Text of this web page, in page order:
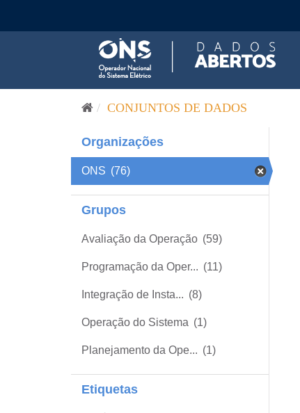
CONJUNTOS DE DADOS
Organizações
ONS (76)
Grupos
Avaliação da Operação (59)
Programação da Oper... (11)
Integração de Insta... (8)
Operação do Sistema (1)
Planejamento da Ope... (1)
Etiquetas